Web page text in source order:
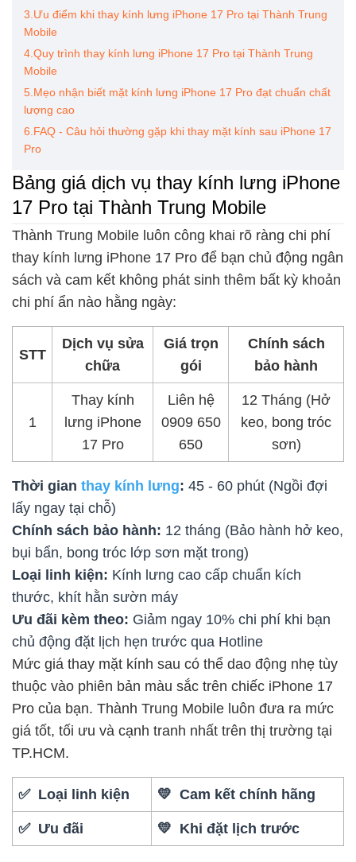
3.Ưu điểm khi thay kính lưng iPhone 17 Pro tại Thành Trung
Mobile
4.Quy trình thay kính lưng iPhone 17 Pro tại Thành Trung
Mobile
5.Mẹo nhận biết mặt kính lưng iPhone 17 Pro đạt chuẩn chất
lượng cao
6.FAQ - Câu hỏi thường gặp khi thay mặt kính sau iPhone 17
Pro
Bảng giá dịch vụ thay kính lưng iPhone
17 Pro tại Thành Trung Mobile
Thành Trung Mobile luôn công khai rõ ràng chi phí
thay kính lưng iPhone 17 Pro để bạn chủ động ngân
sách và cam kết không phát sinh thêm bất kỳ khoản
chi phí ẩn nào hằng ngày:
STT
Dịch vụ sửa
chữa
Giá trọn
gói
Chính sách
bảo hành
1
Thay kính
lưng iPhone
17 Pro
Liên hệ
0909 650
650
12 Tháng (Hở
keo, bong tróc
sơn)
Thời gian thay kính lưng: 45 - 60 phút (Ngồi đợi
lấy ngay tại chỗ)
Chính sách bảo hành: 12 tháng (Bảo hành hở keo,
bụi bẩn, bong tróc lớp sơn mặt trong)
Loại linh kiện: Kính lưng cao cấp chuẩn kích
thước, khít hằn sườn máy
Ưu đãi kèm theo: Giảm ngay 10% chi phí khi bạn
chủ động đặt lịch hẹn trước qua Hotline
Mức giá thay mặt kính sau có thể dao động nhẹ tùy
thuộc vào phiên bản màu sắc trên chiếc iPhone 17
Pro của bạn. Thành Trung Mobile luôn đưa ra mức
giá tốt, tối ưu và cạnh tranh nhất trên thị trường tại
TP.HCM.
✅ Loại linh kiện 💛 Cam kết chính hãng
✅ Ưu đãi 💛 Khi đặt lịch trước